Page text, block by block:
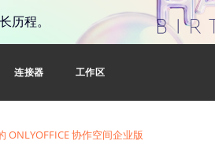
历程。
连接器 工作区
协作空间企业版